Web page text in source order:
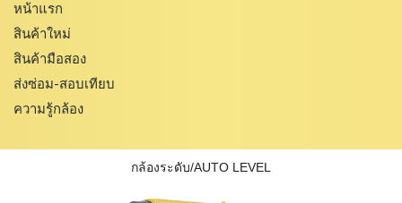
หน้าแรก
สินค้าใหม่
สินค้ามือสอง
ส่งซ่อม-สอบเทียบ
ความรู้กล้อง
กล้องระดับ/AUTO LEVEL